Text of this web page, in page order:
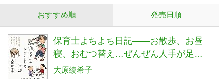
おすすめ順 発売日順
保育士よちよち日記――お散歩、お昼
寝、おむつ替え…ぜんぜん人手が足り
ません
大原綾希子